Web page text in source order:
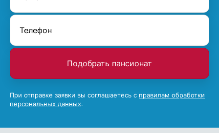
Подобрать пансионат
При отправке заявки вы соглашаетесь с правилам обработки
персональных данных.